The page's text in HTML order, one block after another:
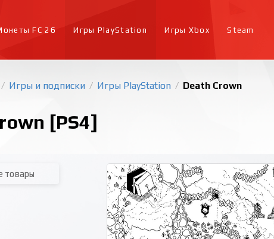
FC 26 Игры PlayStation Игры Xbox Steam
/ Игры и подписки / Игры PlayStation / Death Crown
[PS4]
товары